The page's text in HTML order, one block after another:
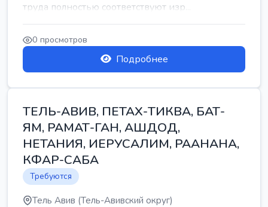
труда полностью соответствуют изр...
0 просмотров
Подробнее
ТЕЛЬ-АВИВ, ПЕТАХ-ТИКВА, БАТ-
ЯМ, РАМАТ-ГАН, АШДОД,
НЕТАНИЯ, ИЕРУСАЛИМ, РААНАНА,
КФАР-САБА
Требуются
Тель Авив (Тель-Авивский округ)